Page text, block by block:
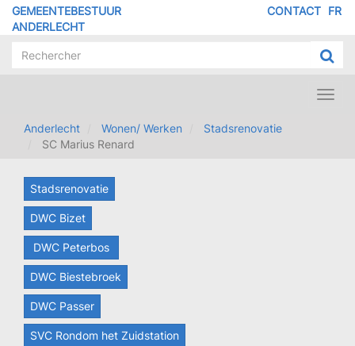
Overslaan
GEMEENTEBESTUUR
ANDERLECHT
FR
CONTACT
Anderlecht
Wonen/ Werken
Stadsrenovatie
SC Marius Renard
Stadsrenovatie
DWC Bizet
DWC Peterbos
DWC Biestebroek
DWC Passer
SVC Rondom het Zuidstation